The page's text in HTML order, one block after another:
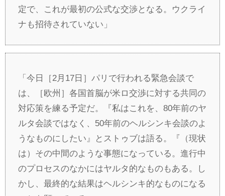
定で、これが最初の公式な交渉となる。ウクライ
ナも招待されていない」
「今日［2月17日］パリで行われる緊急会談で
は、［欧州］各国首脳が米ロ交渉に対する共同の
対応策を練る予定だ。『私はこれを、80年前のヤ
ルタ会談ではなく、50年前のヘルシンキ会談のよ
うなものにしたい』とストゥブは語る。『（現状
は）その中間のような事態になっている。進行中
のプロセスのなかにはヤルタ的なものもある。し
かし、最終的な結果はヘルシンキ的なものになる